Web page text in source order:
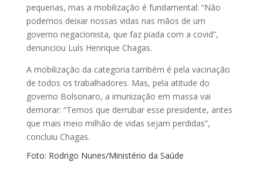
pequenas, mas a mobilização é fundamental: “Não
podemos deixar nossas vidas nas mãos de um
governo negacionista, que faz piada com a covid”,
denunciou Luís Henrique Chagas.
A mobilização da categoria também é pela vacinação
de todos os trabalhadores. Mas, pela atitude do
governo Bolsonaro, a imunização em massa vai
demorar: “Temos que derrubar esse presidente, antes
que mais meio milhão de vidas sejam perdidas”,
concluiu Chagas.
Foto: Rodrigo Nunes/Ministério da Saúde